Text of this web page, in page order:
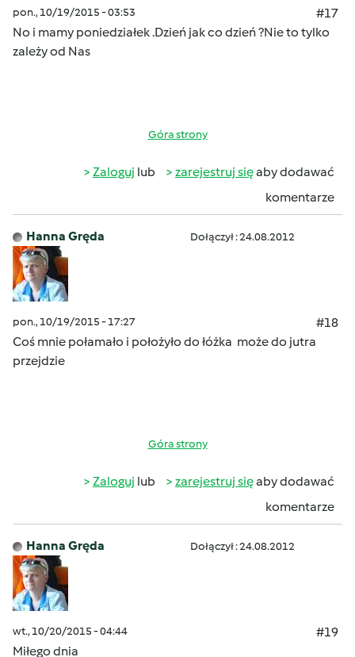
pon., 10/19/2015 - 03:53
#17
No i mamy poniedziałek .Dzień jak co dzień ?Nie to tylko
zależy od Nas
Góra strony
Zaloguj lub zarejestruj sięaby dodawać
komentarze
Hanna Gręda Dołączył : 24.08.2012
pon., 10/19/2015 - 17:27
#18
Coś mnie połamało i położyło do łóżka może do jutra
przejdzie
Góra strony
Zaloguj lub zarejestruj sięaby dodawać
komentarze
Hanna Gręda Dołączył : 24.08.2012
wt., 10/20/2015 - 04:44
#19
Miłego dnia